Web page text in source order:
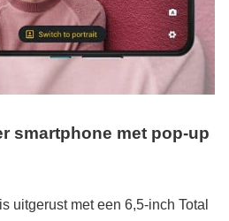
smartphone met pop-up
uitgerust met een 6,5-inch Total